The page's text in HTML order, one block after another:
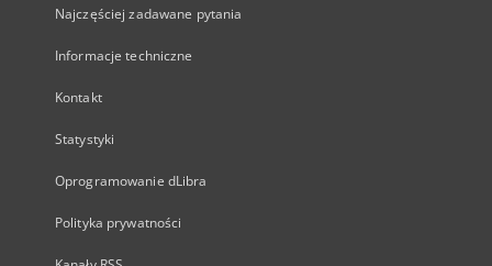
Najczęściej zadawane pytania
Informacje techniczne
Kontakt
Statystyki
Oprogramowanie dLibra
Polityka prywatności